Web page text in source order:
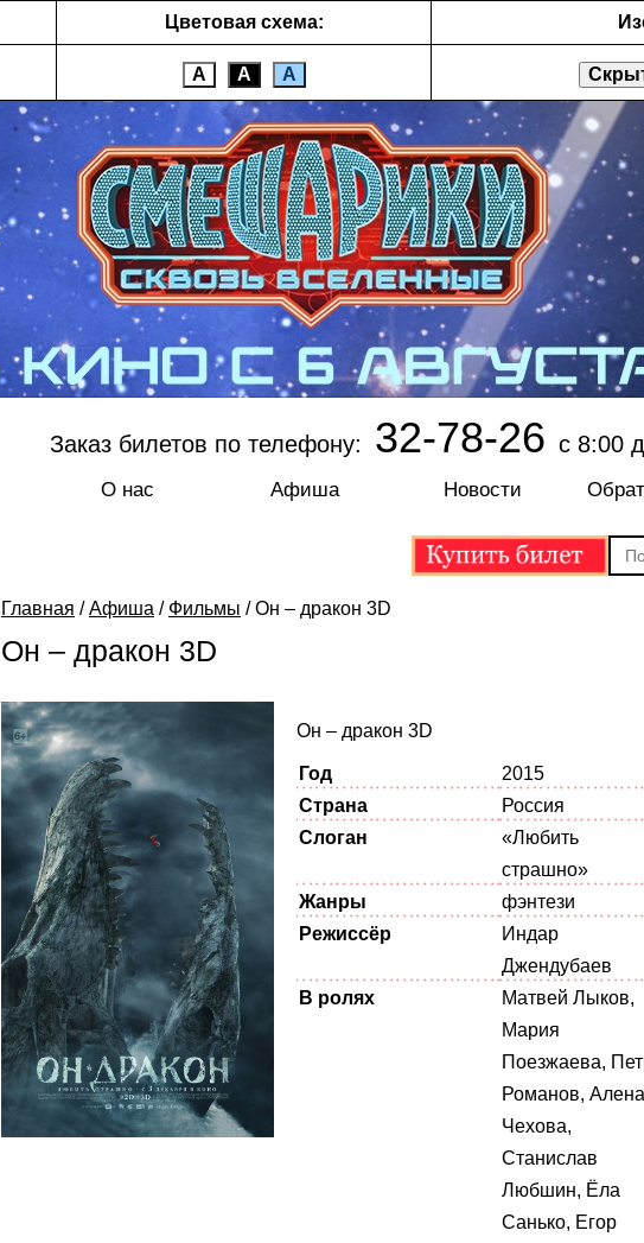
Цветовая схема:
А А А
Заказ билетов по телефону: 32-78-26 с 8:00
О нас Афиша Новости
Главная / Афиша / Фильмы / Он – дракон 3D
Он – дракон 3D
Он – дракон 3D
Год
2015
Страна
Россия
Слоган
«Любить
страшно»
Жанры
фэнтези
Режиссёр
Индар
Джендубаев
В ролях
Матвей Лыков,
Мария
Поезжаева,
Романов, Алена
Чехова,
Станислав
Любшин, Ёла
Санько, Егор